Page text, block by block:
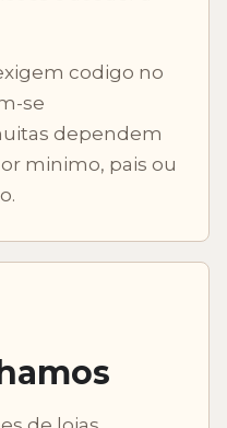
codigo no
se
dependem
minimo, pais ou